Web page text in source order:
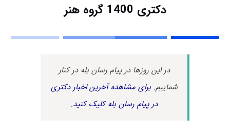
دکتری 1400 گروه هنر
در این روزها در پیام رسان بله در کنار
شماییم.برای مشاهده آخرین اخبار دکتری
در پیام رسان بله کلیک کنید.